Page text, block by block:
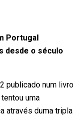
Portugal
desde o século
publicado num livro
uma
através duma tripla